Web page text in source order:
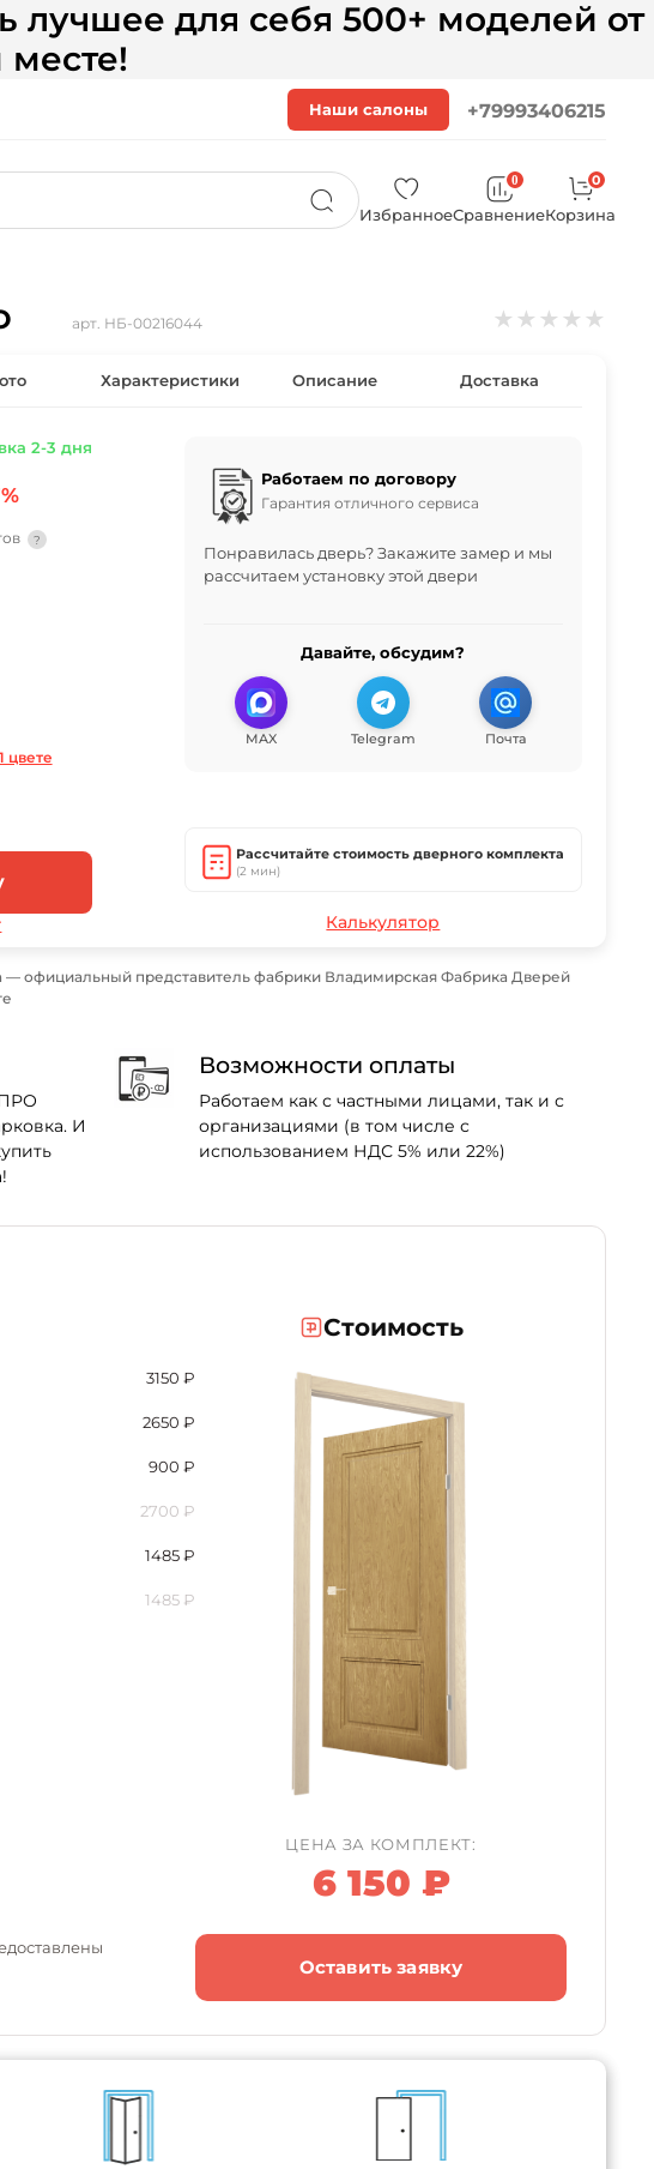
лучшее для себя 500+ моделей от
Наши салоны +79993406215
Избранное
0
Сравнение
0
Корзина
арт. НБ-00216044 ★ ★ ★ ★ ★
Характеристики Описание Доставка
2-3 дня
?
1 цвете
Работаем по договору
Гарантия отличного сервиса
Понравилась дверь? Закажите замер и мы
рассчитаем установку этой двери
Давайте, обсудим?
MAX Telegram Почта
Рассчитайте стоимость дверного комплекта
(2 мин)
Калькулятор
— официальный представитель фабрики Владимирская Фабрика Дверей
И
Возможности оплаты
Работаем как с частными лицами, так и с
организациями (в том числе с
использованием НДС 5% или 22%)
3150 ₽
2650 ₽
900 ₽
2700 ₽
1485₽
1485 ₽
Стоимость
ЦЕНА ЗА КОМПЛЕКТ:
6 150 ₽
Оставить заявку